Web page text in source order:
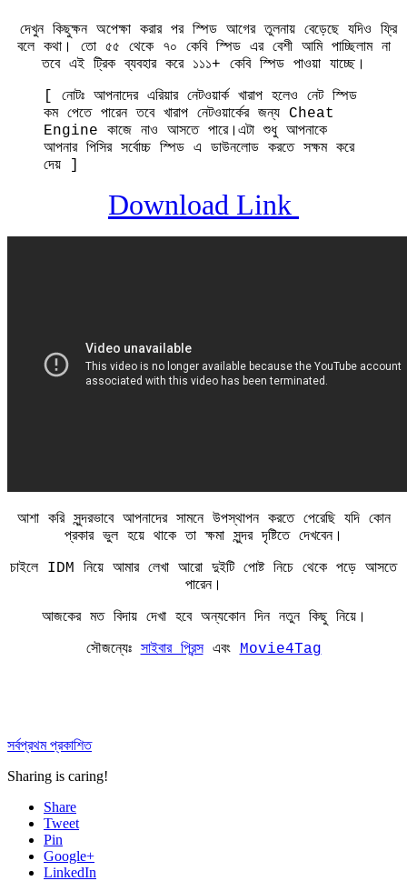
দেখুন কিছুক্ষন অপেক্ষা করার পর স্পিড আগের তুলনায় বেড়েছে যদিও ফ্রি
বলে কথা। তো ৫৫ থেকে ৭০ কেবি স্পিড এর বেশী আমি পাচ্ছিলাম না
তবে এই ট্রিক ব্যবহার করে ১১১+ কেবি স্পিড পাওয়া যাচ্ছে।
[ নোটঃ আপনাদের এরিয়ার নেটওয়ার্ক খারাপ হলেও নেট স্পিড
কম পেতে পারেন তবে খারাপ নেটওয়ার্কের জন্য Cheat
Engine কাজে নাও আসতে পারে।এটা শুধু আপনাকে
আপনার পিসির সর্বোচ্চ স্পিড এ ডাউনলোড করতে সক্ষম করে
দেয় ]
Download Link
আশা করি সুন্দরভাবে আপনাদের সামনে উপস্থাপন করতে পেরেছি যদি কোন
প্রকার ভুল হয়ে থাকে তা ক্ষমা সুন্দর দৃষ্টিতে দেখবেন।
চাইলে IDM নিয়ে আমার লেখা আরো দুইটি পোষ্ট নিচে থেকে পড়ে আসতে
পারেন।
আজকের মত বিদায় দেখা হবে অন্যকোন দিন নতুন কিছু নিয়ে।
সৌজন্যেঃ সাইবার প্রিন্সএবং Movie4Tag
সর্বপ্রথম প্রকাশিত
Sharing is caring!
Share
Tweet
Pin
Google+
LinkedIn